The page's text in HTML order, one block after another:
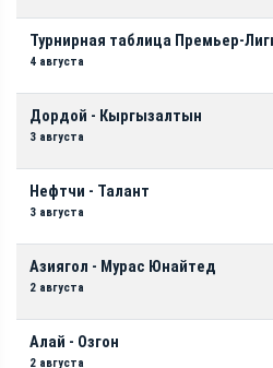
Турнирная таблица Премьер-
4 августа
Дордой - Кыргызалтын
3 августа
Нефтчи - Талант
3 августа
Азиягол - Мурас Юнайтед
2 августа
Алай - Озгон
2 августа